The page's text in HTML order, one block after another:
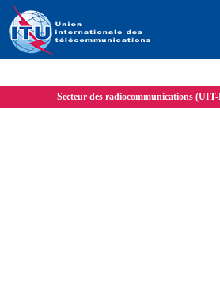
Secteur des radiocommunications